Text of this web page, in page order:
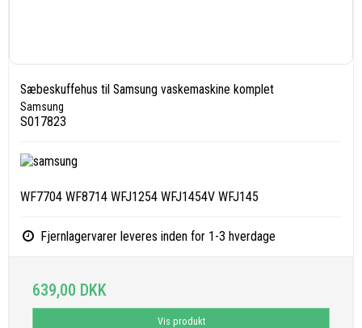
Sæbeskuffehus til Samsung vaskemaskine komplet
Samsung
S017823
WF7704 WF8714 WFJ1254 WFJ1454V WFJ145
Fjernlagervarer leveres inden for 1-3 hverdage
639,00 DKK
Vis produkt